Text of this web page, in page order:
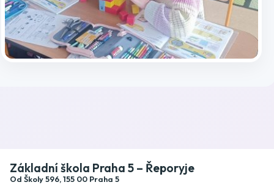
Publikováno: 29.3.2025 | Autor(ka): Michala Lebedová
Základní škola Praha 5 – Řeporyje
Od Školy 596, 155 00 Praha 5